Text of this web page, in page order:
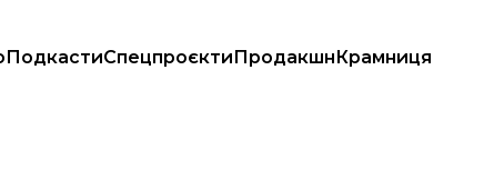
ПодкастиСпецпроєктиПродакшнКрамниця
на понад $200 млн